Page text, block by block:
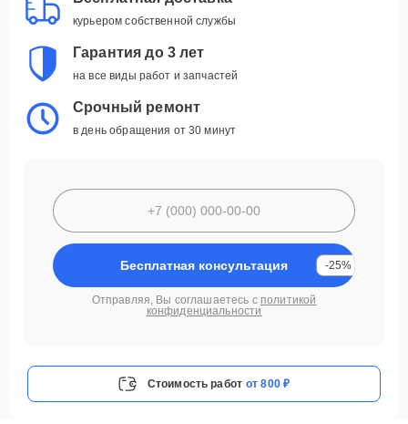
курьером собственной службы
Гарантия до 3 лет
на все виды работ и запчастей
Срочный ремонт
в день обращения от 30 минут
Бесплатная консультация -25%
Отправляя, Вы соглашаетесь с политикой
конфиденциальности
Стоимость работ от 800 ₽